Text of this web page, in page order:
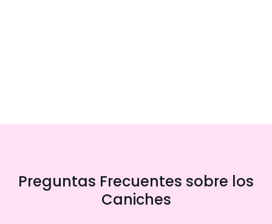
Preguntas Frecuentes sobre los
Caniches